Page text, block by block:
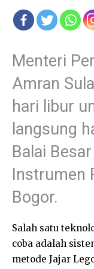
Menteri
Amran
hari libur
langsung
Balai
Instrumen
Bogor.
Salah satu
coba adalah
metode Jajar